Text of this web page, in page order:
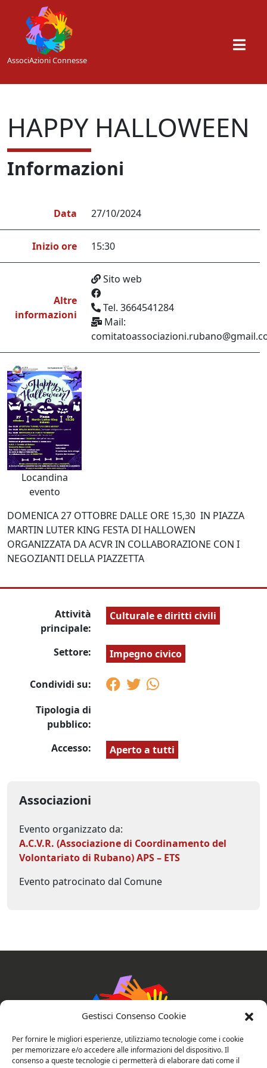
Gestisci Consenso Cookie
Per fornire le migliori esperienze, utilizziamo tecnologie come i cookie
per memorizzare e/o accedere alle informazioni del dispositivo. Il
consenso a queste tecnologie ci permetterà di elaborare dati come il
Skip to main content
AssociAzioni Connesse
HAPPY HALLOWEEN
Informazioni
Data 27/10/2024
Inizio ore 15:30
Altre
informazioni
Sito web
Tel. 3664541284
Mail:
Locandina
evento
DOMENICA 27 OTTOBRE DALLE ORE 15,30 IN PIAZZA
MARTIN LUTER KING FESTA DI HALLOWEN
ORGANIZZATA DA ACVR IN COLLABORAZIONE CON I
NEGOZIANTI DELLA PIAZZETTA
Attività
principale:
Culturale e diritti civili
Settore: Impegno civico
Condividi su:
Tipologia di
pubblico:
Accesso:
Aperto a tutti
Associazioni
Evento organizzato da:
A.C.V.R. (Associazione di Coordinamento del
Volontariato di Rubano) APS – ETS
Evento patrocinato dal Comune